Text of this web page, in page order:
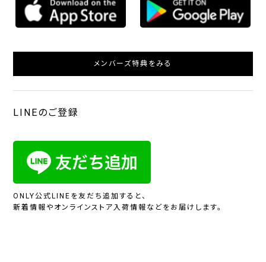
メンバーズ特典をみる
LINEのご登録
ONLY公式LINEを友だち追加すると、
新着情報やオンラインストア入荷情報などをお届けします。